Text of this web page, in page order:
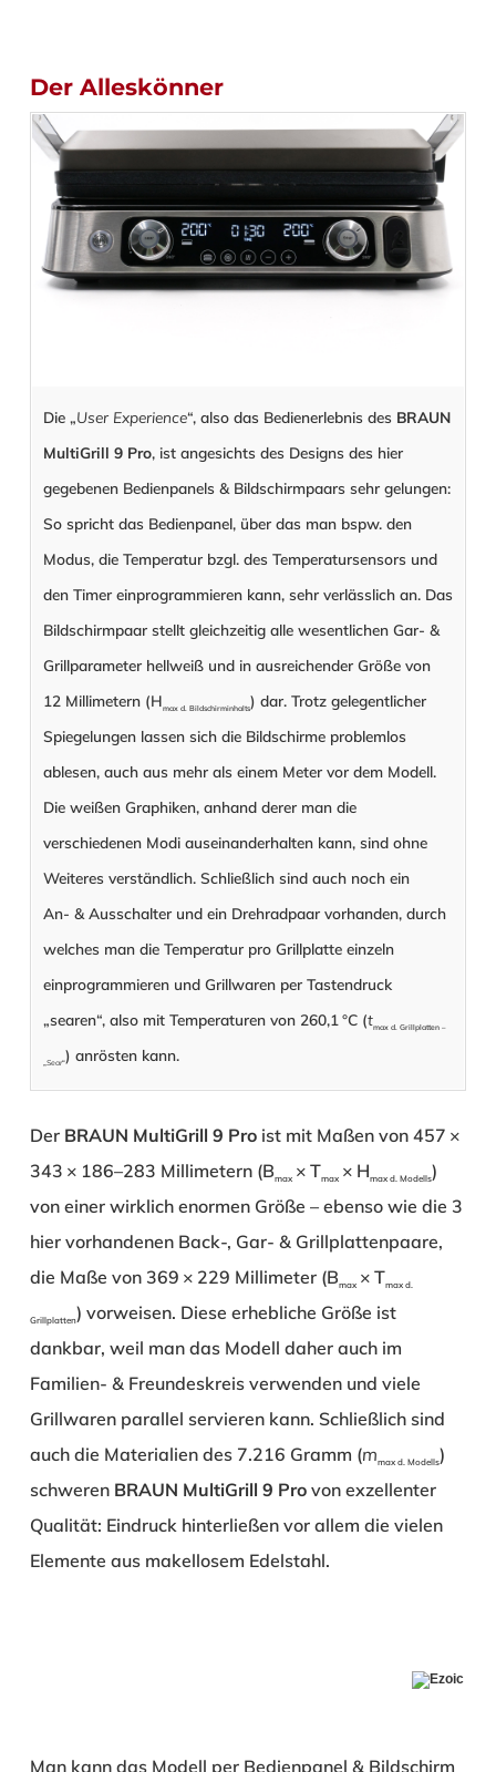
Der Alleskönner
Die „User Experience“, also das Bedienerlebnis des BRAUN
MultiGrill 9 Pro, ist angesichts des Designs des hier
gegebenen Bedienpanels & Bildschirmpaars sehr gelungen:
So spricht das Bedienpanel, über das man bspw. den
Modus, die Temperatur bzgl. des Temperatursensors und
den Timer einprogrammieren kann, sehr verlässlich an. Das
Bildschirmpaar stellt gleichzeitig alle wesentlichen Gar- &
Grillparameter hellweiß und in ausreichender Größe von
12 Millimetern (Hmax d. Bildschirminhalts) dar. Trotz gelegentlicher
Spiegelungen lassen sich die Bildschirme problemlos
ablesen, auch aus mehr als einem Meter vor dem Modell.
Die weißen Graphiken, anhand derer man die
verschiedenen Modi auseinanderhalten kann, sind ohne
Weiteres verständlich. Schließlich sind auch noch ein
An- & Ausschalter und ein Drehradpaar vorhanden, durch
welches man die Temperatur pro Grillplatte einzeln
einprogrammieren und Grillwaren per Tastendruck
„searen“, also mit Temperaturen von 260,1 °C (tmax d. Grillplatten –
Sear“) anrösten kann.
Der BRAUN MultiGrill 9 Proist mit Maßen von 457 ×
343 × 186–283 Millimetern (Bmax × Tmax × ​Hmax d. Modells)
von einer wirklich enormen Größe – ebenso wie die 3
hier vorhandenen Back-, Gar- & Grillplattenpaare,
die Maße von 369 × 229 Millimeter (Bmax × Tmax d.
Grillplatten) vorweisen. Diese erhebliche Größe ist
dankbar, weil man das Modell daher auch im
Familien- & Freundeskreis verwenden und viele
Grillwaren parallel servieren kann. Schließlich sind
auch die Materialien des 7.216 Gramm (mmax d. Modells)
schweren BRAUN MultiGrill 9 Provon exzellenter
Qualität: Eindruck hinterließen vor allem die vielen
Elemente aus makellosem Edelstahl.
Man kann das Modell per Bedienpanel & Bildschirm